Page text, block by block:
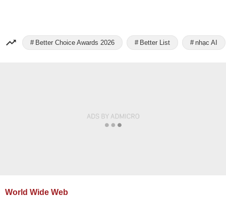
Better Choice Awards 2026 Better List nhạc AI
World Wide Web